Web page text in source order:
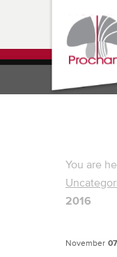
You are
2016
November 07